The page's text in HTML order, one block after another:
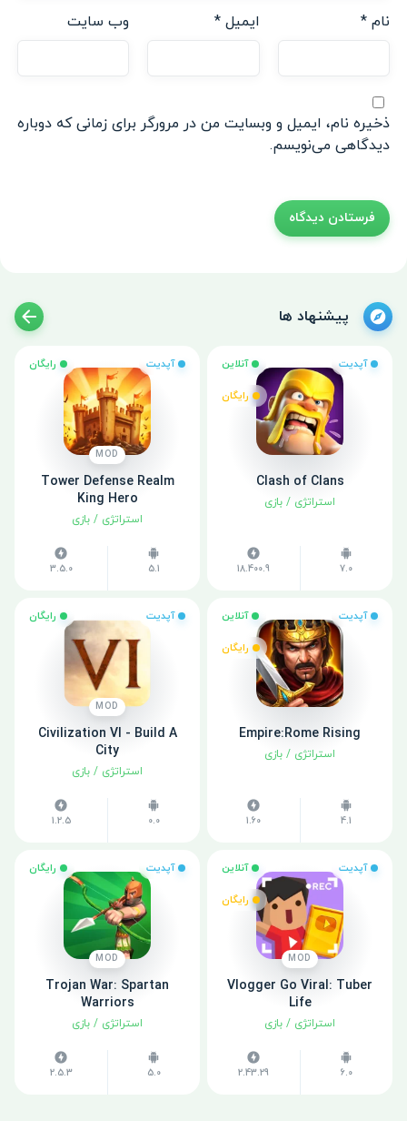
نام * ایمیل* وب‌ سایت
ذخیره نام، ایمیل و وبسایت من در مرورگر برای زمانی که دوباره
دیدگاهی می‌نویسم.
پیشنهاد ها
آپدیت آنلاین
رایگان
Clash of Clans
استراتژی / بازی
7.0
18.400.9
آپدیت رایگان
MOD
Tower Defense Realm
King Hero
استراتژی / بازی
5.1
3.5.0
آپدیت آنلاین
رایگان
Empire:Rome Rising
استراتژی / بازی
4.1
1.60
آپدیت رایگان
MOD
Civilization VI - Build A
City
استراتژی / بازی
0.0
1.2.5
آپدیت آنلاین
رایگان
MOD
Vlogger Go Viral: Tuber
Life
استراتژی / بازی
6.0
2.43.29
آپدیت رایگان
MOD
Trojan War: Spartan
Warriors
استراتژی / بازی
5.0
2.5.3